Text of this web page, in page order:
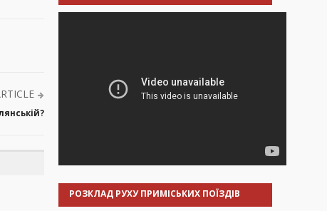
РОЗКЛАД РУХУ ПРИМІСЬКИХ ПОЇЗДІВ